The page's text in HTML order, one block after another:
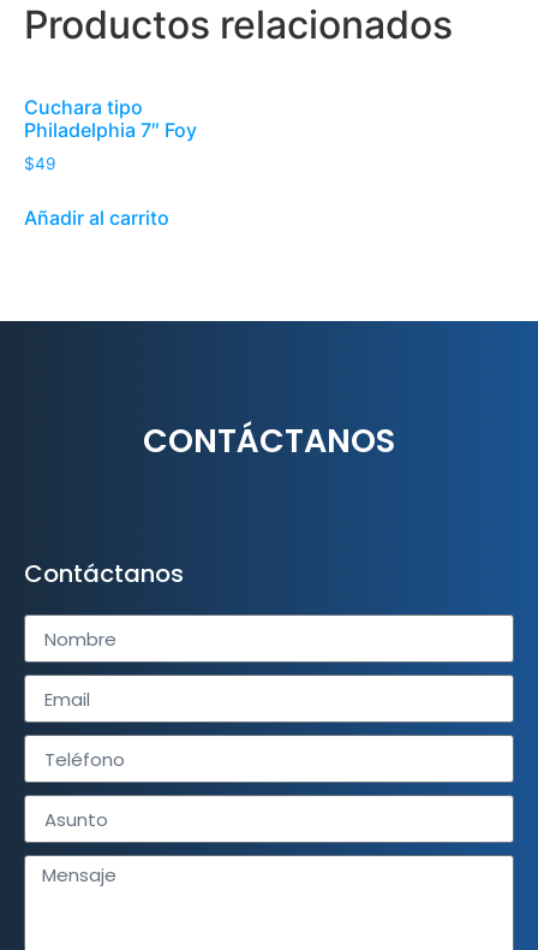
Productos relacionados
Cuchara tipo
Philadelphia 7″ Foy
$49
Añadir al carrito
CONTÁCTANOS
Contáctanos